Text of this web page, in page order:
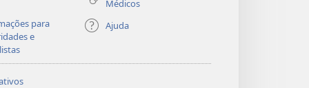
Médicos
para
e
Ajuda